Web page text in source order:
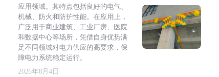
应用领域。其特点包括良好的电气、
机械、防火和防护性能。在应用上，
广泛用于商业建筑、工业厂房、医院
和数据中心等场所，凭借自身优势满
足不同领域对电力供应的高要求，保
障电力系统稳定运行。
2026年8月4日